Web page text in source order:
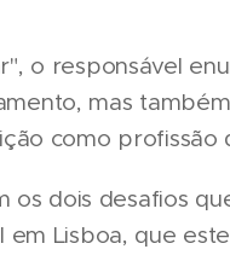
o responsável
mas
como profissão
os dois desafios
Lisboa, que